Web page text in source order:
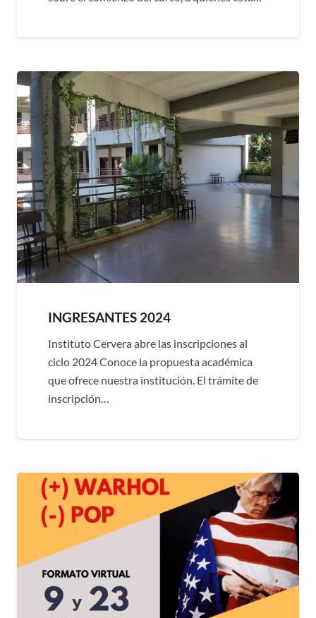
INGRESANTES 2024
Instituto Cervera abre las inscripciones al
ciclo 2024 Conoce la propuesta académica
que ofrece nuestra institución. El trámite de
inscripción…